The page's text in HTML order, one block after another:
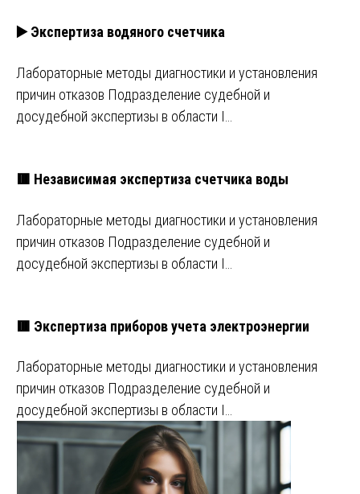
▶️ Экспертиза водяного счетчика
Лабораторные методы диагностики и установления
причин отказов Подразделение судебной и
досудебной экспертизы в области I…
🟥 Независимая экспертиза счетчика воды
Лабораторные методы диагностики и установления
причин отказов Подразделение судебной и
досудебной экспертизы в области I…
🟥 Экспертиза приборов учета электроэнергии
Лабораторные методы диагностики и установления
причин отказов Подразделение судебной и
досудебной экспертизы в области I…